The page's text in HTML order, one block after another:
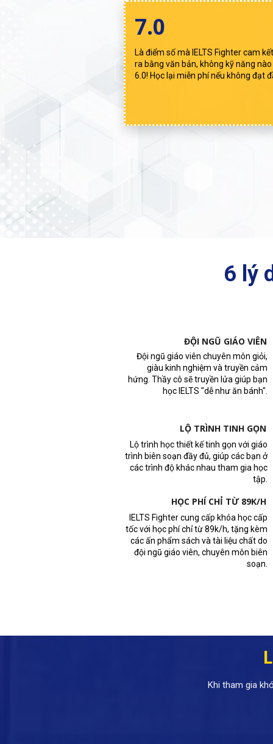
Là điểm số mà IELTS Fighter cam
ra bằng văn bản, không kỹ năng
6.0! Học lại miễn phí nếu không đạt
7.0
ĐỘI NGŨ GIÁO VIÊN
Đội ngũ giáo viên chuyên môn giỏi,
giàu kinh nghiệm và truyền cảm
hứng. Thầy cô sẽ truyền lửa giúp bạn
học IELTS "dễ như ăn bánh".
LỘ TRÌNH TINH GỌN
Lộ trình học thiết kế tinh gọn với giáo
trình biên soạn đầy đủ, giúp các bạn ở
các trình độ khác nhau tham gia học
tập.
HỌC PHÍ CHỈ TỪ 89K/H
IELTS Fighter cung cấp khóa học cấp
tốc với học phí chỉ từ 89k/h, tặng kèm
các ấn phẩm sách và tài liệu chất do
đội ngũ giáo viên, chuyên môn biên
soạn.
6 lý
Khi tham gia